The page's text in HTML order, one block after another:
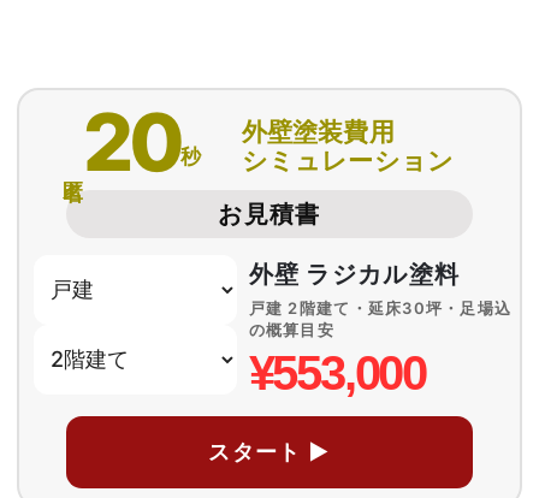
20秒
外壁塗装費用
シミュレーション
お見積書
外壁 ラジカル塗料
戸建 2階建て・延床30坪・足場込
の概算目安
¥553,000
スタート ▶